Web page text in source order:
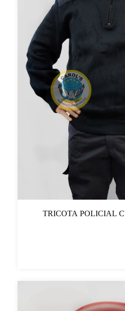
TRICOTA POLICIAL